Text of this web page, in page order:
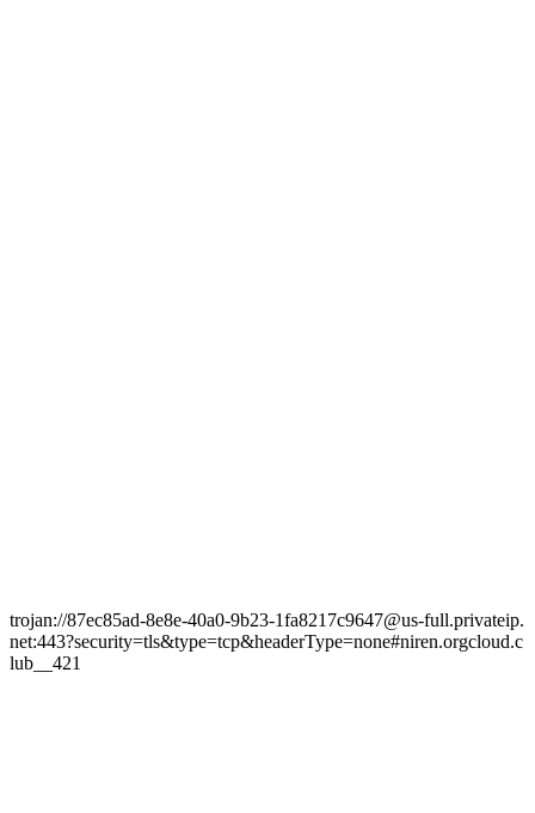
trojan://87ec85ad-8e8e-40a0-9b23-1fa8217c9647@us-full.privateip.
net:443?security=tls&type=tcp&headerType=none#niren.orgcloud.c
lub__421